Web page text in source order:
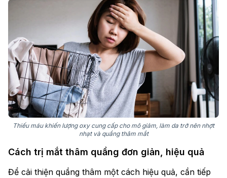
Thiếu máu khiến lượng oxy cung cấp cho mô giảm, làm da trở nên nhợt
nhạt và quầng thâm mắt
Cách trị mắt thâm quầng đơn giản, hiệu quả
Để cải thiện quầng thâm một cách hiệu quả, cần tiếp